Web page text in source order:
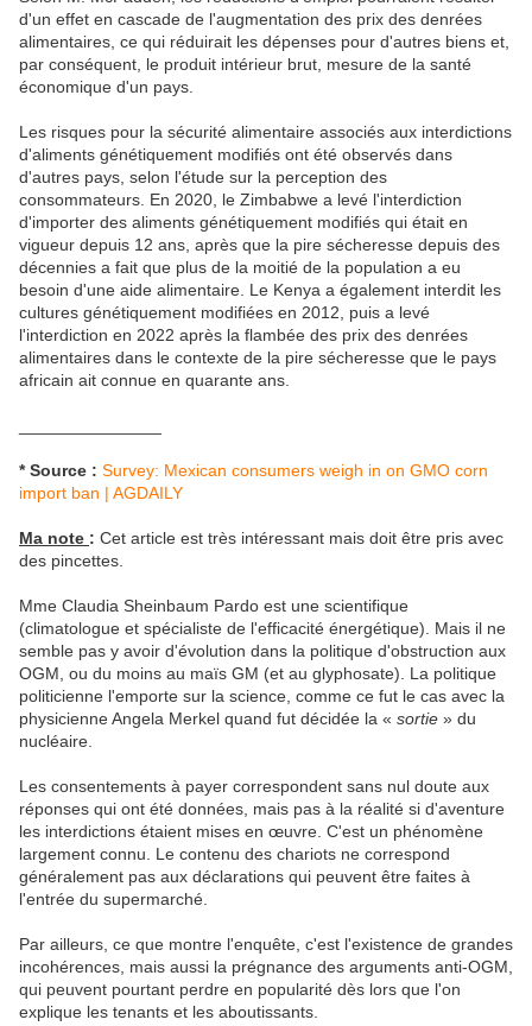
d'un effet en cascade de l'augmentation des prix des denrées
alimentaires, ce qui réduirait les dépenses pour d'autres biens et,
par conséquent, le produit intérieur brut, mesure de la santé
économique d'un pays.
Les risques pour la sécurité alimentaire associés aux interdictions
d'aliments génétiquement modifiés ont été observés dans
d'autres pays, selon l'étude sur la perception des
consommateurs. En 2020, le Zimbabwe a levé l'interdiction
d'importer des aliments génétiquement modifiés qui était en
vigueur depuis 12 ans, après que la pire sécheresse depuis des
décennies a fait que plus de la moitié de la population a eu
besoin d'une aide alimentaire. Le Kenya a également interdit les
cultures génétiquement modifiées en 2012, puis a levé
l'interdiction en 2022 après la flambée des prix des denrées
alimentaires dans le contexte de la pire sécheresse que le pays
africain ait connue en quarante ans.
* Source : Survey: Mexican consumers weigh in on GMO corn
import ban | AGDAILY
Ma note : Cet article est très intéressant mais doit être pris avec
des pincettes.
Mme Claudia Sheinbaum Pardo est une scientifique
(climatologue et spécialiste de l'efficacité énergétique). Mais il ne
semble pas y avoir d'évolution dans la politique d'obstruction aux
OGM, ou du moins au maïs GM (et au glyphosate). La politique
politicienne l'emporte sur la science, comme ce fut le cas avec la
physicienne Angela Merkel quand fut décidée la « sortie » du
nucléaire.
Les consentements à payer correspondent sans nul doute aux
réponses qui ont été données, mais pas à la réalité si d'aventure
les interdictions étaient mises en œuvre. C'est un phénomène
largement connu. Le contenu des chariots ne correspond
généralement pas aux déclarations qui peuvent être faites à
l'entrée du supermarché.
Par ailleurs, ce que montre l'enquête, c'est l'existence de grandes
incohérences, mais aussi la prégnance des arguments anti-OGM,
qui peuvent pourtant perdre en popularité dès lors que l'on
explique les tenants et les aboutissants.